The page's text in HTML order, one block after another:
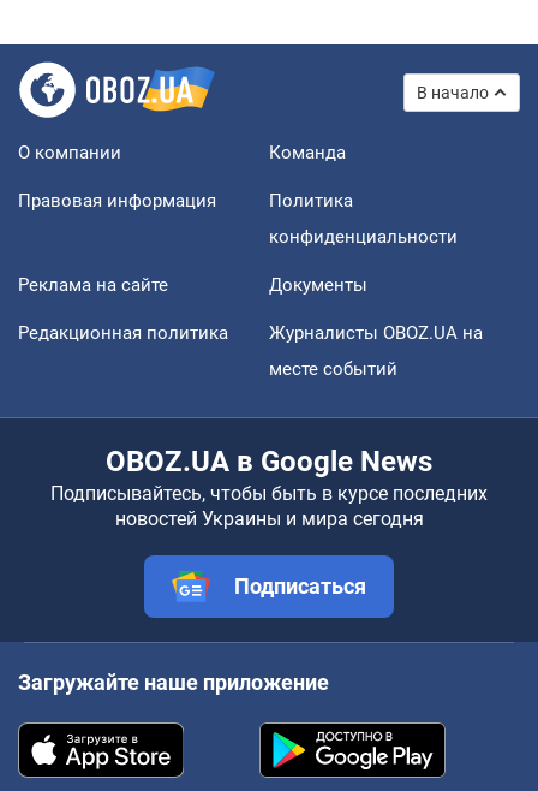
В начало
О компании Команда
Правовая информация
Политика
конфиденциальности
Реклама на сайте Документы
Редакционная политика
Журналисты OBOZ.UA на
месте событий
OBOZ.UA в Google News
Подписывайтесь, чтобы быть в курсе последних
новостей Украины и мира сегодня
Подписаться
Загружайте наше приложение